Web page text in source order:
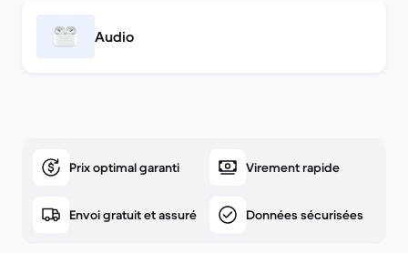
Audio
Prix optimal garanti Virement rapide
Envoi gratuit et assuré Données sécurisées